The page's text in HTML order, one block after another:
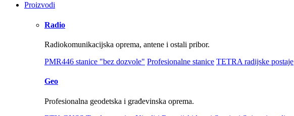
Proizvodi
Radio
Radiokomunikacijska oprema, antene i ostali pribor.
PMR446 stanice "bez dozvole" Profesionalne stanice TETRA radijske postaje
Geo
Profesionalna geodetska i građevinska oprema.